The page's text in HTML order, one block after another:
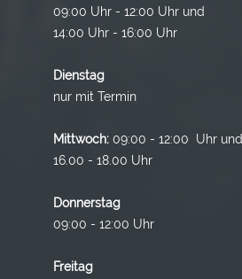
09:00 Uhr - 12:00 Uhr und
14:00 Uhr - 16:00 Uhr
Dienstag
nur mit Termin
Mittwoch: 09:00 - 12:00 Uhr und
16.00 - 18.00 Uhr
Donnerstag
09:00 - 12:00 Uhr
Freitag